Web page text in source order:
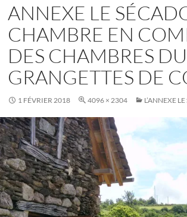
ANNEXE LE
CHAMBRE EN
DES CHAMBRES
GRANGETTES DE
1 FÉVRIER 2018 4096 × 2304 L’ANNEXE